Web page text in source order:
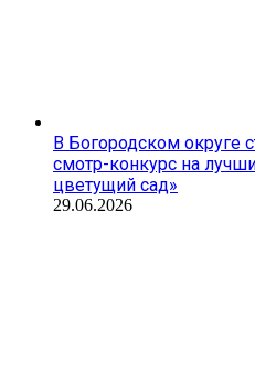
В Богородском округе
смотр-конкурс на
цветущий сад»
29.06.2026